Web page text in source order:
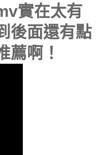
實在太有
後面還有點
薦啊！